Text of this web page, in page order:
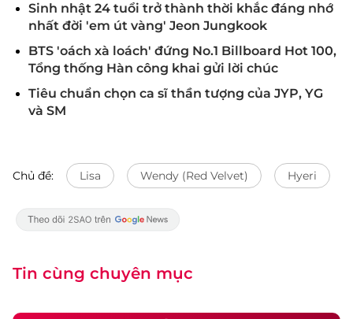
Sinh nhật 24 tuổi trở thành thời khắc đáng nhớ
nhất đời 'em út vàng' Jeon Jungkook
BTS 'oách xà loách' đứng No.1 Billboard Hot 100,
Tổng thống Hàn công khai gửi lời chúc
Tiêu chuẩn chọn ca sĩ thần tượng của JYP, YG
và SM
Chủ đề: Lisa Wendy (Red Velvet) Hyeri
Tin cùng chuyên mục